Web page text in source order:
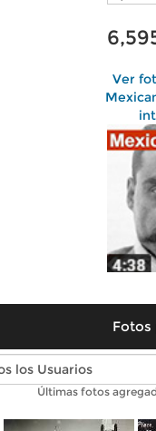
Ver
Fotos
Fotos antiguas
Últimas fotos